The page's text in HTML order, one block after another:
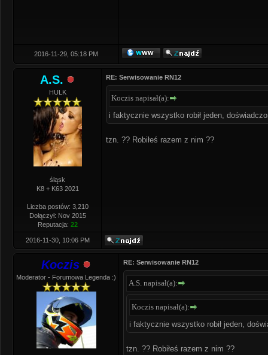
2016-11-29, 05:18 PM
A.S.
HULK
śląsk
K8 + K63 2021
Liczba postów: 3,210
Dołączył: Nov 2015
Reputacja: 22
RE: Serwisowanie RN12
Koczis napisał(a):
i faktycznie wszystko robił jeden,
tzn. ?? Robiłeś razem z nim ??
2016-11-30, 10:06 PM
Koczis
Moderator - Forumowa Legenda :)
RE: Serwisowanie RN12
A.S. napisał(a):
Koczis napisał(a):
i faktycznie wszystko robił jeden,
tzn. ?? Robiłeś razem z nim ??